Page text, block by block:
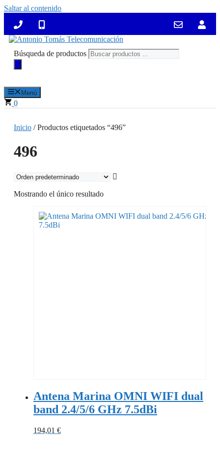
Saltar al contenido
Búsqueda de productos
Menú
0
Inicio / Productos etiquetados “496”
496
Mostrando el único resultado
Antena Marina OMNI WIFI dual
band 2.4/5/6 GHz 7.5dBi
194,01 €